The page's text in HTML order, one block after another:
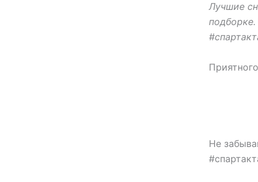
Лучшие
Не